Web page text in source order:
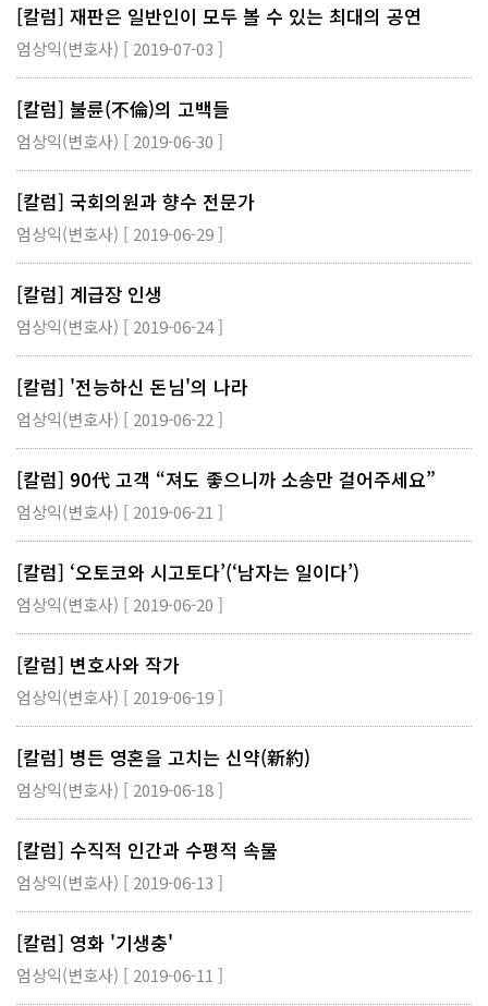
[칼럼] 재판은 일반인이 모두 볼 수 있는 최대의 공연
엄상익(변호사) [ 2019-07-03 ]
[칼럼] 불륜(不倫)의 고백들
엄상익(변호사) [ 2019-06-30 ]
[칼럼] 국회의원과 향수 전문가
엄상익(변호사) [ 2019-06-29 ]
[칼럼] 계급장 인생
엄상익(변호사) [ 2019-06-24 ]
[칼럼] '전능하신 돈님'의 나라
엄상익(변호사) [ 2019-06-22 ]
[칼럼] 90代 고객 “져도 좋으니까 소송만 걸어주세요”
엄상익(변호사) [ 2019-06-21 ]
[칼럼] ‘오토코와 시고토다’(‘남자는 일이다’)
엄상익(변호사) [ 2019-06-20 ]
[칼럼] 변호사와 작가
엄상익(변호사) [ 2019-06-19 ]
[칼럼] 병든 영혼을 고치는 신약(新約)
엄상익(변호사) [ 2019-06-18 ]
[칼럼] 수직적 인간과 수평적 속물
엄상익(변호사) [ 2019-06-13 ]
[칼럼] 영화 '기생충'
엄상익(변호사) [ 2019-06-11 ]